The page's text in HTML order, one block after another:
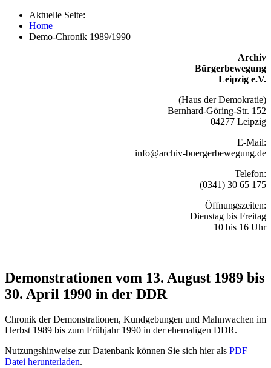
Aktuelle Seite:
Home |
Demo-Chronik 1989/1990
Archiv
Bürgerbewegung
Leipzig e.V.
(Haus der Demokratie)
Bernhard-Göring-Str. 152
04277 Leipzig
E-Mail:
info@archiv-buergerbewegung.de
Telefon:
(0341) 30 65 175
Öffnungszeiten:
Dienstag bis Freitag
10 bis 16 Uhr
Demonstrationen vom 13. August 1989 bis
30. April 1990 in der DDR
Chronik der Demonstrationen, Kundgebungen und Mahnwachen im
Herbst 1989 bis zum Frühjahr 1990 in der ehemaligen DDR.
Nutzungshinweise zur Datenbank können Sie sich hier als PDF
Datei herunterladen.